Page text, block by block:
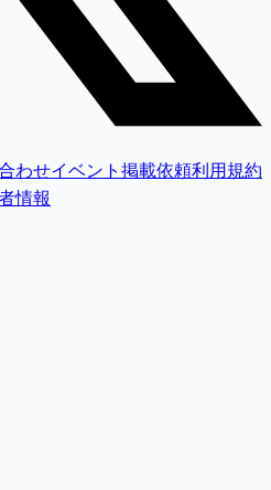
わせイベント掲載依頼利用規約
情報